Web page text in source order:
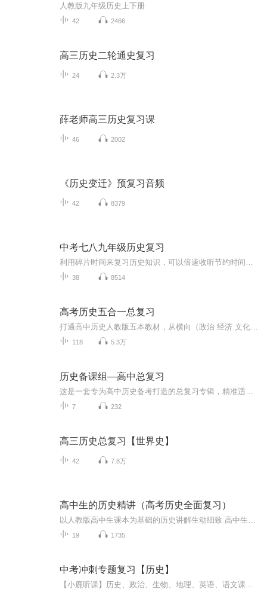
人教版九年级历史上下册
42 2466
高三历史二轮通史复习
24 2.3万
薛老师高三历史复习课
46 2002
《历史变迁》预复习音频
42 8379
中考七八九年级历史复习
38 8514
高考历史五合一总复习
118 5.3万
历史备课组—高中总复习
7 232
高三历史总复习【世界史】
42 7.8万
高中生的历史精讲（高考历史全面复习）
19 1735
中考冲刺专题复习【历史】